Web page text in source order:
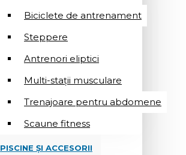
Biciclete de antrenament
Steppere
Antrenori eliptici
Multi-stații musculare
Trenajoare pentru abdomene
Scaune fitness
PISCINE ȘI ACCESORII